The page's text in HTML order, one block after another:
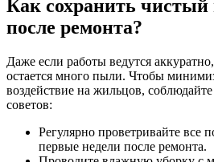
Как сохранить чистый
после ремонта?
Даже если работы ведутся
остается много пыли. Чтобы
воздействие на жильцов,
советов:
Регулярно проветривайте все
первые недели после ремонта.